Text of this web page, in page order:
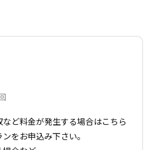
ど料金が発生する場合はこちら
をお申込み下さい。